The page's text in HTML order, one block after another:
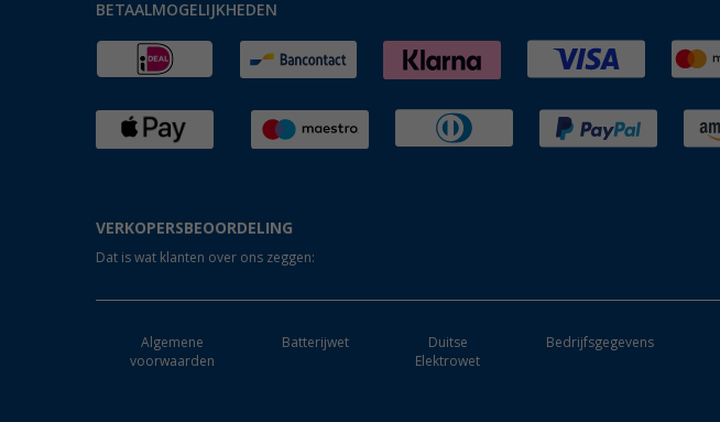
BETAALMOGELIJKHEDEN
VERKOPERSBEOORDELING
Dat is wat klanten over ons zeggen:
Algemene
voorwaarden
Batterijwet
Duitse
Elektrowet
Bedrijfsgegevens